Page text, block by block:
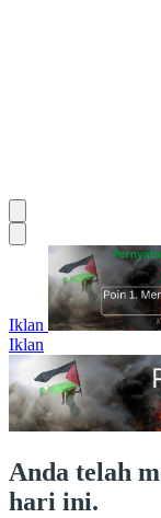
Iklan
Iklan
Anda telah
hari ini.